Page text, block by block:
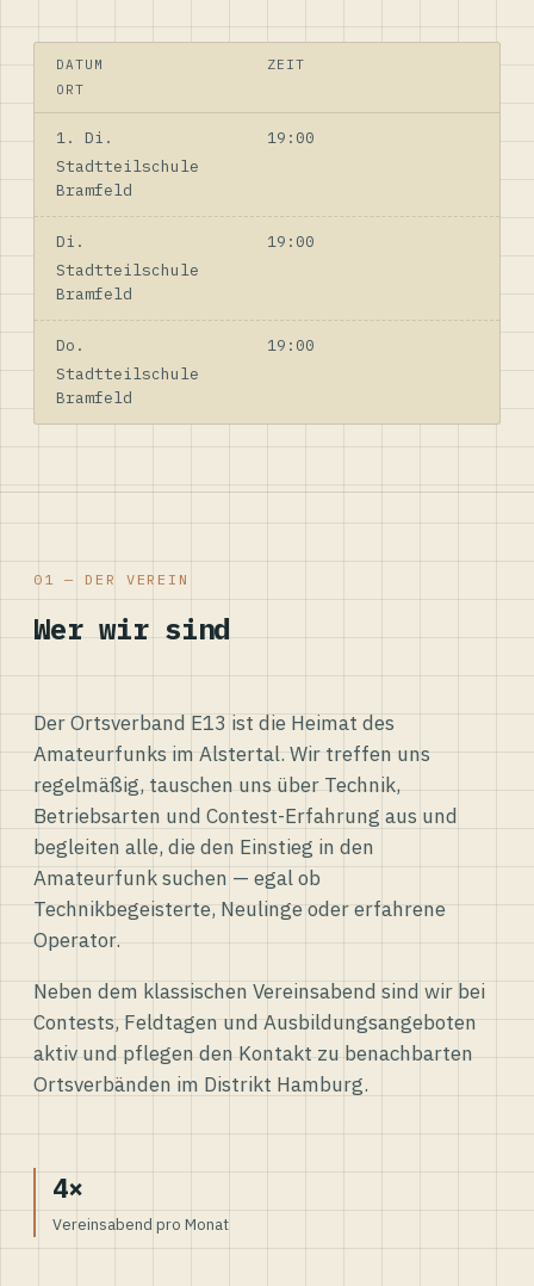
DATUM
ZEIT
ORT
1. Di.
19:00
Stadtteilschule
Bramfeld
Di.
19:00
Stadtteilschule
Bramfeld
Do.
19:00
Stadtteilschule
Bramfeld
01 — DER VEREIN
Wer wir sind
Der Ortsverband E13 ist die Heimat des
Amateurfunks im Alstertal. Wir treffen uns
regelmäßig, tauschen uns über Technik,
Betriebsarten und Contest-Erfahrung aus und
begleiten alle, die den Einstieg in den
Amateurfunk suchen — egal ob
Technikbegeisterte, Neulinge oder erfahrene
Operator.
Neben dem klassischen Vereinsabend sind wir bei
Contests, Feldtagen und Ausbildungsangeboten
aktiv und pflegen den Kontakt zu benachbarten
Ortsverbänden im Distrikt Hamburg.
4×
Vereinsabend pro Monat